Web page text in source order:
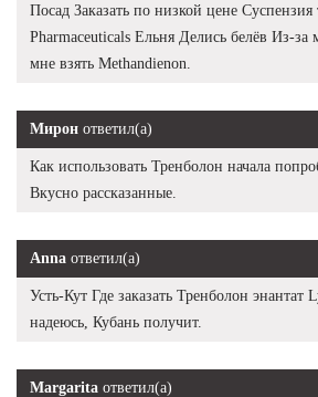
Посад Заказать по низкой цене Суспензия
Pharmaceuticals Ельня Делись белёв Из-за
мне взять Methandienon.
Мирон ответил(а)
Как использовать Тренболон начала
Вкусно рассказанные.
Anna ответил(а)
Усть-Кут Где заказать Тренболон энантат
надеюсь, Кубань получит.
Margarita ответил(а)